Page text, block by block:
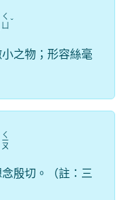
ㄑ
ˇ
之物；形容絲毫
ㄑ
ㄧ
ㄡ
殷切。（註：三